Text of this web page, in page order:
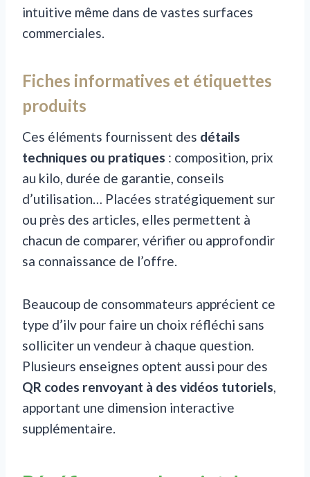
intuitive même dans de vastes surfaces
commerciales.
Fiches informatives et étiquettes
produits
Ces éléments fournissent des détails
techniques ou pratiques : composition, prix
au kilo, durée de garantie, conseils
d’utilisation… Placées stratégiquement sur
ou près des articles, elles permettent à
chacun de comparer, vérifier ou approfondir
sa connaissance de l’offre.
Beaucoup de consommateurs apprécient ce
type d’ilv pour faire un choix réfléchi sans
solliciter un vendeur à chaque question.
Plusieurs enseignes optent aussi pour des
QR codes renvoyant à des vidéos tutoriels,
apportant une dimension interactive
supplémentaire.